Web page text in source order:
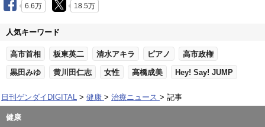
6.6万 18.5万
人気キーワード
高市首相 板東英二 清水アキラ ピアノ 高市政権
黒田みゆ 黄川田仁志 女性 高橋成美 Hey! Say! JUMP
日刊ゲンダイDIGITAL 健康 治療ニュース 記事
健康